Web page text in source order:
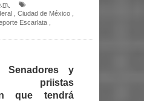
Ciudad de México
Escarlata
y
priistas
que tendrá